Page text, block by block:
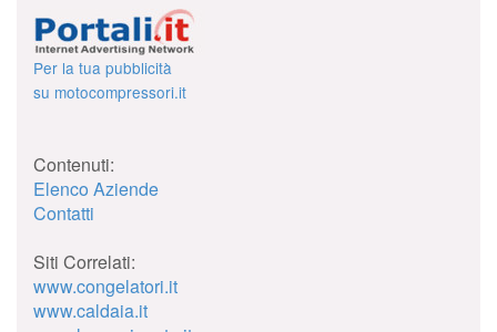
Per la tua pubblicità
su motocompressori.it
Contenuti:
Elenco Aziende
Contatti
Siti Correlati:
www.congelatori.it
www.caldaia.it